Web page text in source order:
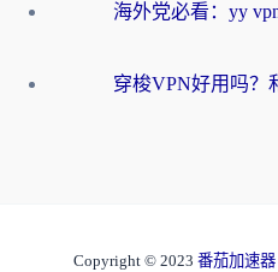
Copyright © 2023 番茄加速器